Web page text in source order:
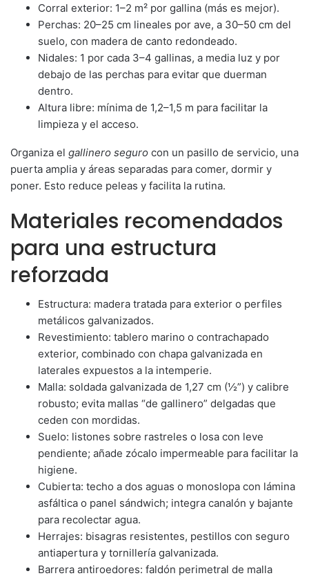
Corral exterior: 1–2 m² por gallina (más es mejor).
Perchas: 20–25 cm lineales por ave, a 30–50 cm del
suelo, con madera de canto redondeado.
Nidales: 1 por cada 3–4 gallinas, a media luz y por
debajo de las perchas para evitar que duerman
dentro.
Altura libre: mínima de 1,2–1,5 m para facilitar la
limpieza y el acceso.
Organiza el gallinero seguro con un pasillo de servicio, una
puerta amplia y áreas separadas para comer, dormir y
poner. Esto reduce peleas y facilita la rutina.
Materiales recomendados
para una estructura
reforzada
Estructura: madera tratada para exterior o perfiles
metálicos galvanizados.
Revestimiento: tablero marino o contrachapado
exterior, combinado con chapa galvanizada en
laterales expuestos a la intemperie.
Malla: soldada galvanizada de 1,27 cm (½”) y calibre
robusto; evita mallas “de gallinero” delgadas que
ceden con mordidas.
Suelo: listones sobre rastreles o losa con leve
pendiente; añade zócalo impermeable para facilitar la
higiene.
Cubierta: techo a dos aguas o monoslopa con lámina
asfáltica o panel sándwich; integra canalón y bajante
para recolectar agua.
Herrajes: bisagras resistentes, pestillos con seguro
antiapertura y tornillería galvanizada.
Barrera antiroedores: faldón perimetral de malla